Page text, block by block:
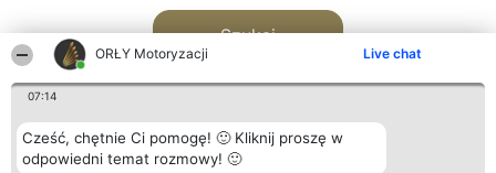
ORŁY Motoryzacji Live chat
07:14
Cześć, chętnie Ci pomogę! 🙂 Kliknij proszę w
odpowiedni temat rozmowy! 🙂
Szukaj